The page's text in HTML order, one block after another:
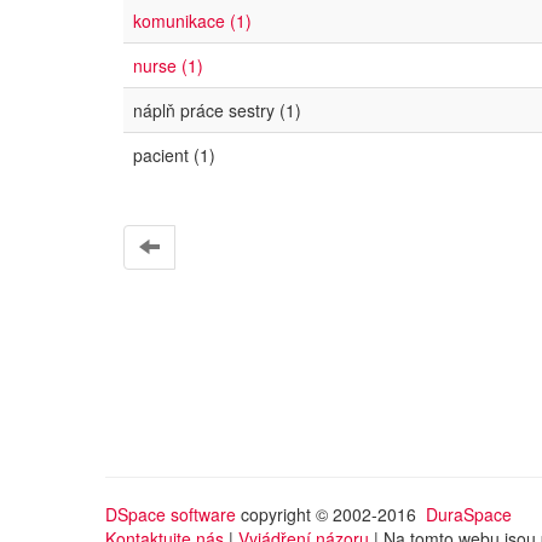
komunikace (1)
nurse (1)
náplň práce sestry (1)
pacient (1)
DSpace software copyright © 2002-2016 DuraSpace